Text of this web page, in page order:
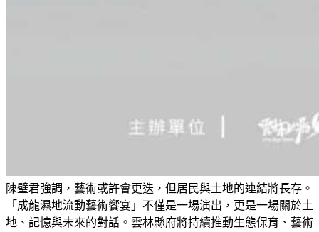
陳璧君強調，藝術或許會更迭，但居民與土地的連結將長存。
「成龍濕地流動藝術饗宴」不僅是一場演出，更是一場關於土
地、記憶與未來的對話。雲林縣府將持續推動生態保育、藝術